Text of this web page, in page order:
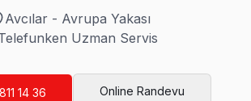
Servis
Avcılar - Avrupa Yakası
Uzman Servis
14 36 Online Randevu